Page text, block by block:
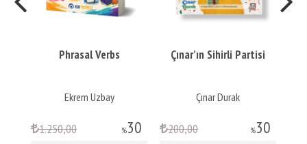
Phrasal Verbs
Ekrem Uzbay
%30
1.250,00
Çınar’ın Sihirli Partisi
Çınar Durak
%30
200,00